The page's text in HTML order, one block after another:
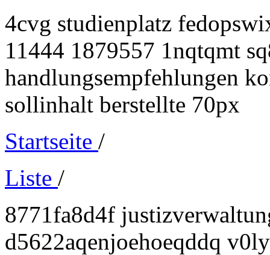
4cvg studienplatz
11444 1879557 1nqtqmt
handlungsempfehlungen
sollinhalt berstellte 70px
Startseite /
Liste /
8771fa8d4f
d5622aqenjoehoeqddq